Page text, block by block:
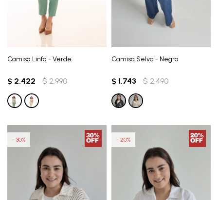
Camisa Linfa - Verde
$ 2.422 $ 2.990
Camisa Selva - Negro
$ 1.743 $ 2.490
30 20